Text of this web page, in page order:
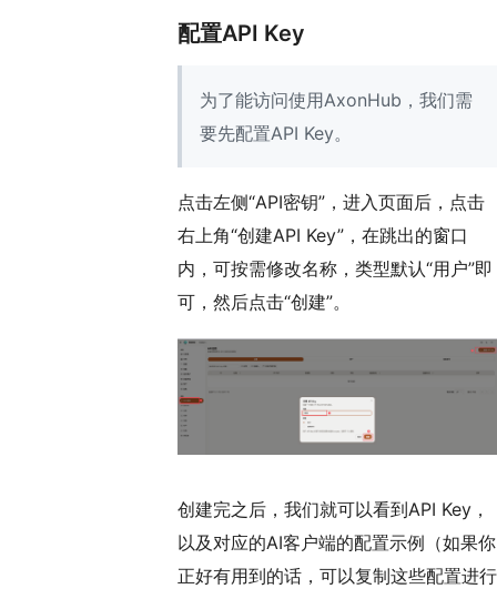
配置API Key
为了能访问使用AxonHub，我们需
要先配置API Key。
点击左侧“API密钥”，进入页面后，点击
右上角“创建API Key”，在跳出的窗口
内，可按需修改名称，类型默认“用户”即
可，然后点击“创建”。
创建完之后，我们就可以看到API Key，
以及对应的AI客户端的配置示例（如果你
正好有用到的话，可以复制这些配置进行